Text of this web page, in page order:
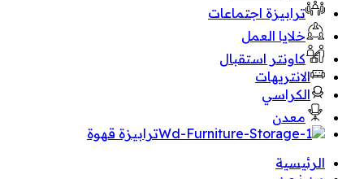
ترابيزة اجتماعات
خلايا العمل
كاونتر استقبال
الانتريهات
الكراسي
معدن
ترابيزة قهوة
الرئيسية